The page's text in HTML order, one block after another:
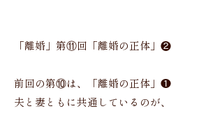
「離婚」第⑪回「離婚の正体」❷
前回の第⑩は、「離婚の正体」❶
夫と妻ともに共通しているのが、